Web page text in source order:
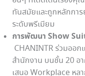
ทันสมัยและถูกหลักการ
ระดับพรีเมียม
การพัฒนา Show
CHANINTR ร่วมออ
สำนักงาน บนชั้น 20 อ
เสนอ Workplace หล